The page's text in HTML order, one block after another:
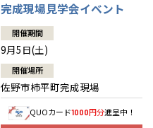
完成現場見学会イベント
開催期間
9月5日(土)
開催場所
佐野市柿平町完成現場
QUOカード1000円分進呈中！